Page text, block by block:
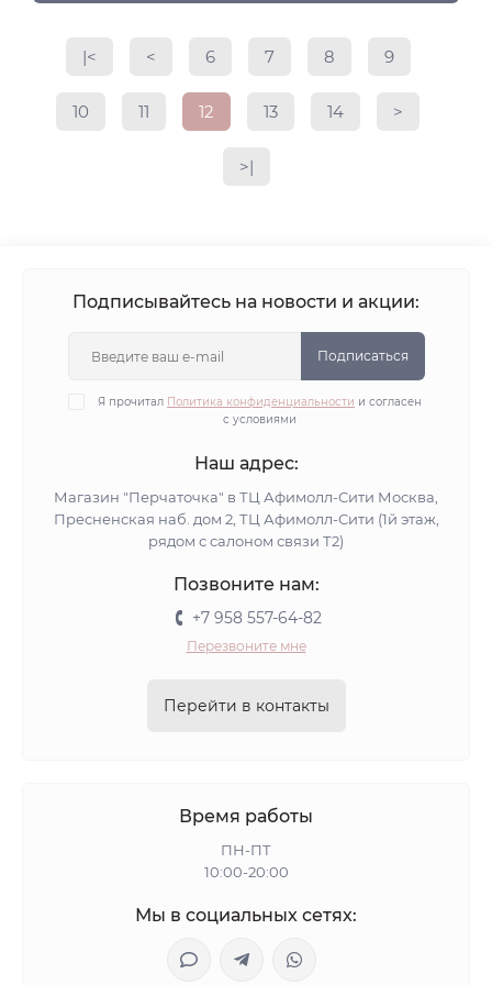
|< < 6 7 8 9
10 11 12 13 14 >
>|
Подписывайтесь на новости и акции:
Подписаться
Я прочитал Политика конфиденциальности и согласен
с условиями
Наш адрес:
Магазин "Перчаточка" в ТЦ Афимолл-Сити Москва,
Пресненская наб. дом 2, ТЦ Афимолл-Сити (1й этаж,
рядом с салоном связи Т2)
Позвоните нам:
+7 958 557-64-82
Перезвоните мне
Перейти в контакты
Время работы
ПН-ПТ
10:00-20:00
Мы в социальных сетях: